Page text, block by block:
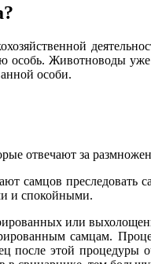
особь. Животноводы
особи.
отвечают за
самцов преследовать
и спокойными.
или
самцам.
после этой